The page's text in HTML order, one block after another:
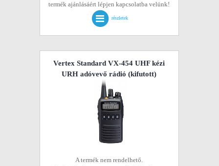
termék ajánlásáért lépjen kapcsolatba velünk!
részletek
Vertex Standard VX-454 UHF kézi
URH adóvevő rádió(kifutott)
A termék nem rendelhető.